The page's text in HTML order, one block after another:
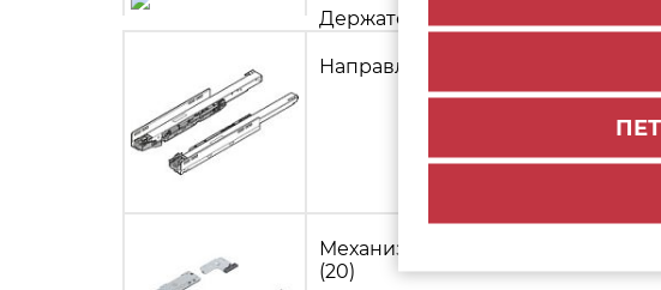
Держатель вала синхронизации
Направляющая Legrabox 40кг с
Механизм TIP-ON BLUMOTION
(20)